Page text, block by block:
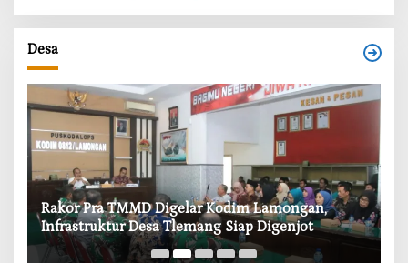
Desa
‎Rakor Pra TMMD Digelar Kodim Lamongan,
Infrastruktur Desa Tlemang Siap Digenjot